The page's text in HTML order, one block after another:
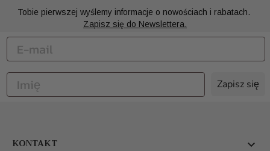
Tobie pierwszej wyślemy informacje o nowościach i rabatach.
Zapisz się do Newslettera.
Zapisz się
KONTAKT 